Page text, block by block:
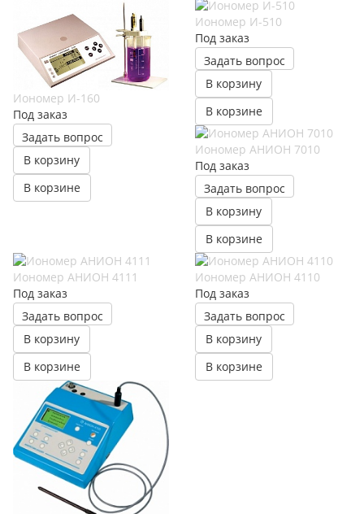
Иономер И-160
Под заказ
Задать вопрос
В корзину
В корзине
Иономер И-510
Под заказ
Задать вопрос
В корзину
В корзине
Иономер АНИОН 7010
Под заказ
Задать вопрос
В корзину
В корзине
Иономер АНИОН 4111
Под заказ
Задать вопрос
В корзину
В корзине
Иономер АНИОН 4110
Под заказ
Задать вопрос
В корзину
В корзине